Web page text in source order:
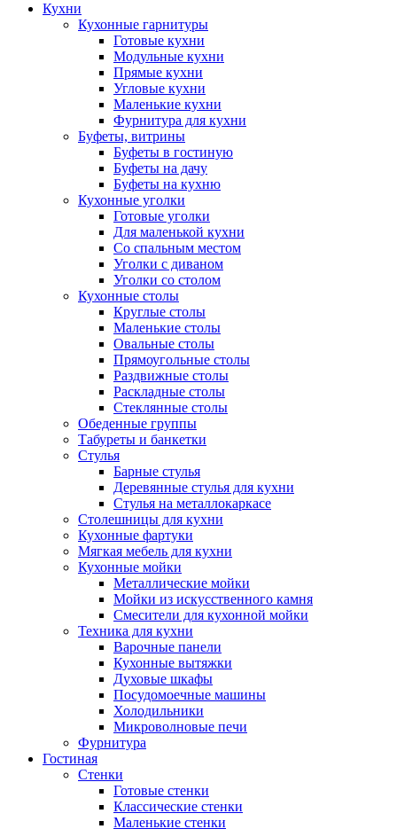
Кухни
Кухонные гарнитуры
Готовые кухни
Модульные кухни
Прямые кухни
Угловые кухни
Маленькие кухни
Фурнитура для кухни
Буфеты, витрины
Буфеты в гостиную
Буфеты на дачу
Буфеты на кухню
Кухонные уголки
Готовые уголки
Для маленькой кухни
Со спальным местом
Уголки с диваном
Уголки со столом
Кухонные столы
Круглые столы
Маленькие столы
Овальные столы
Прямоугольные столы
Раздвижные столы
Раскладные столы
Стеклянные столы
Обеденные группы
Табуреты и банкетки
Стулья
Барные стулья
Деревянные стулья для кухни
Стулья на металлокаркасе
Столешницы для кухни
Кухонные фартуки
Мягкая мебель для кухни
Кухонные мойки
Металлические мойки
Мойки из искусственного камня
Смесители для кухонной мойки
Техника для кухни
Варочные панели
Кухонные вытяжки
Духовые шкафы
Посудомоечные машины
Холодильники
Микроволновые печи
Фурнитура
Гостиная
Стенки
Готовые стенки
Классические стенки
Маленькие стенки